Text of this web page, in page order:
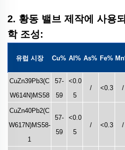
2. 황동 밸브 제작에 사용
학 조성:
유럽 시장 Cu% Al% As% Fe%
CuZn39Pb3(C
W614N)MS58
57-
59
<0.0
5
/ <0.3 /
CuZn40Pb2(C
W617N)MS58-
1
57-
59
<0.0
5
/ <0.3 /